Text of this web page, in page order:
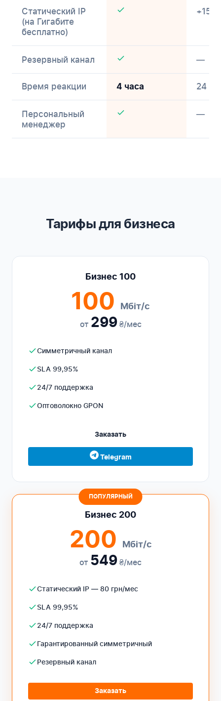
Статический IP
(на Гигабите
бесплатно)
+150
Резервный канал —
Время реакции 4 часа 24
Персональный
менеджер
—
Тарифы для бизнеса
Бизнес 100
100 Мбіт/с
от 299₴/мес
Симметричный канал
SLA 99,95%
24/7 поддержка
Оптоволокно GPON
Заказать
Telegram
ПОПУЛЯРНЫЙ
Бизнес 200
200 Мбіт/с
от 549 ₴/мес
Статический IP — 80 грн/мес
SLA 99,95%
24/7 поддержка
Гарантированный симметричный
Резервный канал
Заказать